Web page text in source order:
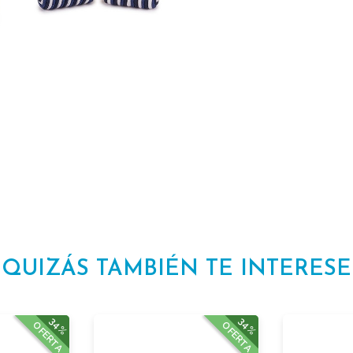
QUIZÁS TAMBIÉN TE INTERESE
34%
OFERTA 34%
OFERTA